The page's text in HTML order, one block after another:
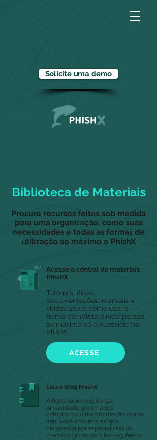
Solicite uma demo
Biblioteca de Materiais
Procure recursos feitos sob medida
para uma organização, como suas
necessidades e todas as formas de
utilização ao máximo o PhishX
Acesse a central de materiais
PhishX
Tutoriais, dicas,
documentações, manuais e
vídeos sobre como usar a
forma completa e incorporada
ao máximo ou o ecossistema
PhishX.
ACESSE
Leia o blog PhishX
Artigos sobre segurança,
privacidade, governança,
compliance e transformação digital,
aqui você encontra artigos
elaborados por especialistas do
mercado global de cibersegurança,